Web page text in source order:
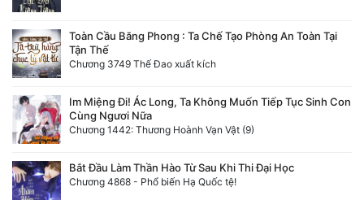
Toàn Cầu Băng Phong : Ta Chế Tạo Phòng An Toàn Tại
Tận Thế
Chương 3749 Thế Đao xuất kích
Im Miệng Đi! Ác Long, Ta Không Muốn Tiếp Tục Sinh Con
Cùng Ngươi Nữa
Chương 1442: Thương Hoành Vạn Vật (9)
Bắt Đầu Làm Thần Hào Từ Sau Khi Thi Đại Học
Chương 4868 - Phổ biến Hạ Quốc tệ!